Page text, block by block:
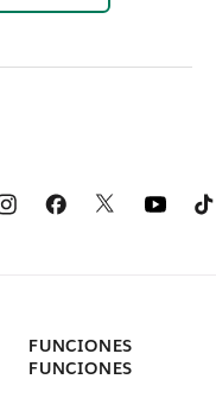
FUNCIONES
FUNCIONES